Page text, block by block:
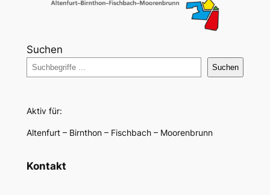
Suchen
Suchen
Aktiv für:
Altenfurt – Birnthon – Fischbach – Moorenbrunn
Kontakt